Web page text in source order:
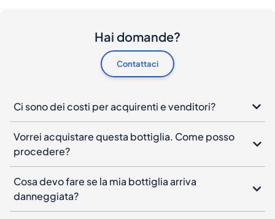
Hai domande?
Contattaci
Ci sono dei costi per acquirenti e venditori?
Vorrei acquistare questa bottiglia. Come posso
procedere?
Cosa devo fare se la mia bottiglia arriva
danneggiata?